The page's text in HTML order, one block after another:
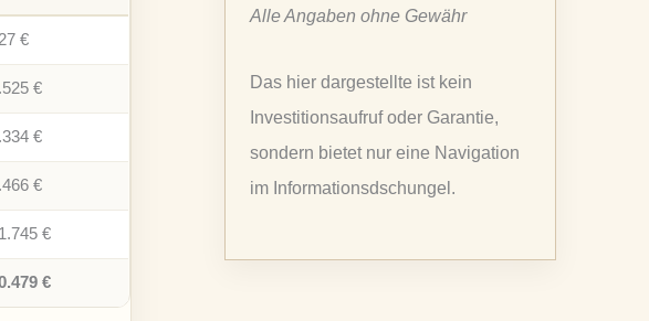
€
€
€
€
€
€
n
Alle Angaben ohne Gewähr
Das hier dargestellte ist kein
Investitionsaufruf oder Garantie,
sondern bietet nur eine Navigation
im Informationsdschungel.